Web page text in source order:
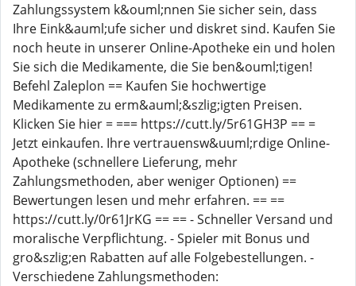
Zahlungssystem k&ouml;nnen Sie sicher sein, dass
Ihre Eink&auml;ufe sicher und diskret sind. Kaufen Sie
noch heute in unserer Online-Apotheke ein und holen
Sie sich die Medikamente, die Sie ben&ouml;tigen!
Befehl Zaleplon == Kaufen Sie hochwertige
Medikamente zu erm&auml;&szlig;igten Preisen.
Klicken Sie hier = === https://cutt.ly/5r61GH3P == =
Jetzt einkaufen. Ihre vertrauensw&uuml;rdige Online-
Apotheke (schnellere Lieferung, mehr
Zahlungsmethoden, aber weniger Optionen) ==
Bewertungen lesen und mehr erfahren. == ==
https://cutt.ly/0r61JrKG == == - Schneller Versand und
moralische Verpflichtung. - Spieler mit Bonus und
gro&szlig;en Rabatten auf alle Folgebestellungen. -
Verschiedene Zahlungsmethoden: